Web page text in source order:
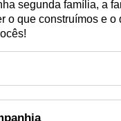
segunda família, a
o que construímos e